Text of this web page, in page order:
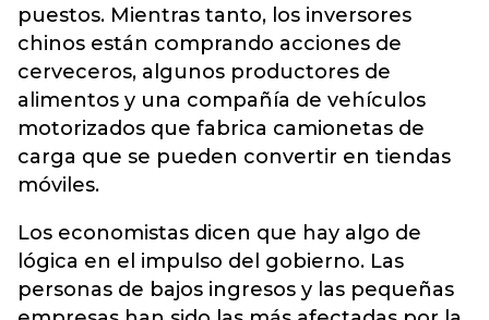
puestos. Mientras tanto, los inversores
chinos están comprando acciones de
cerveceros, algunos productores de
alimentos y una compañía de vehículos
motorizados que fabrica camionetas de
carga que se pueden convertir en tiendas
móviles.
Los economistas dicen que hay algo de
lógica en el impulso del gobierno. Las
personas de bajos ingresos y las pequeñas